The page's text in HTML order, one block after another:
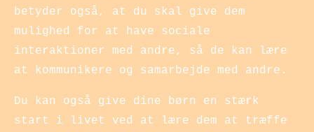
betyder også, at du skal give dem
mulighed for at have sociale
interaktioner med andre, så de kan lære
at kommunikere og samarbejde med andre.
Du kan også give dine børn en stærk
start i livet ved at lære dem at træffe